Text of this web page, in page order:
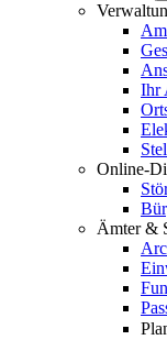
Ihr
Online-
Ämter &